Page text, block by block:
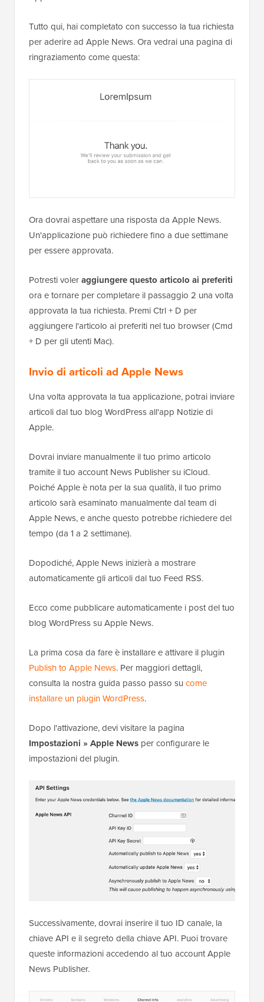
Tutto qui, hai completato con successo la tua richiesta
per aderire ad Apple News. Ora vedrai una pagina di
ringraziamento come questa:
Ora dovrai aspettare una risposta da Apple News.
Un'applicazione può richiedere fino a due settimane
per essere approvata.
Potresti voleraggiungere questo articolo ai preferiti
ora e tornare per completare il passaggio 2 una volta
approvata la tua richiesta. Premi Ctrl + D per
aggiungere l'articolo ai preferiti nel tuo browser (Cmd
+ D per gli utenti Mac).
Invio di articoli ad Apple News
Una volta approvata la tua applicazione, potrai inviare
articoli dal tuo blog WordPress all'app Notizie di
Apple.
Dovrai inviare manualmente il tuo primo articolo
tramite il tuo account News Publisher su iCloud.
Poiché Apple è nota per la sua qualità, il tuo primo
articolo sarà esaminato manualmente dal team di
Apple News, e anche questo potrebbe richiedere del
tempo (da 1 a 2 settimane).
Dopodiché, Apple News inizierà a mostrare
automaticamente gli articoli dal tuo Feed RSS.
Ecco come pubblicare automaticamente i post del tuo
blog WordPress su Apple News.
La prima cosa da fare è installare e attivare il plugin
Publish to Apple News. Per maggiori dettagli,
consulta la nostra guida passo passo su come
installare un plugin WordPress.
Dopo l'attivazione, devi visitare la pagina
Impostazioni » Apple News per configurare le
impostazioni del plugin.
Successivamente, dovrai inserire il tuo ID canale, la
chiave API e il segreto della chiave API. Puoi trovare
queste informazioni accedendo al tuo account Apple
News Publisher.